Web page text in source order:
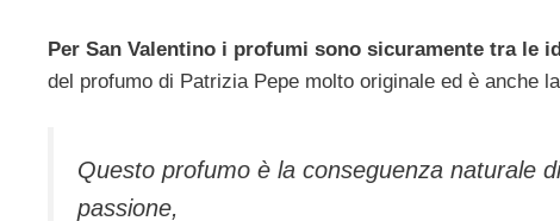
Per San Valentino i profumi sono sicuramente tra le
del profumo di Patrizia Pepe molto originale ed è anche
Questo profumo è la conseguenza naturale
passione,